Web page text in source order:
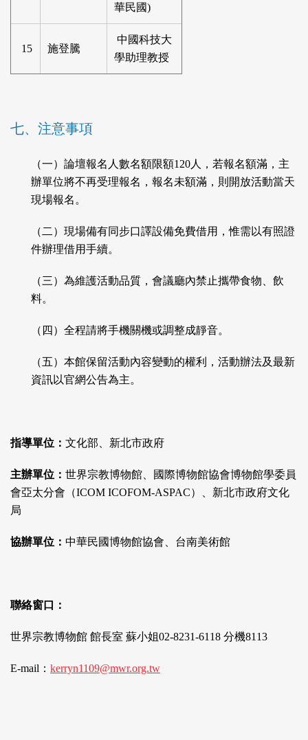
華民國)
15 施登騰
中國科技大
學助理教授
七、注意事項
（一）論壇報名人數名額限額120人，若報名額滿，主
辦單位將不再受理報名，報名未額滿，則開放活動當天
現場報名。
（二）現場備有同步口譯設備免費借用，惟需以有照證
件辦理借用手續。
（三）為維護活動品質，會議廳內禁止攜帶食物、飲
料。
（四）全程請將手機關機或調整成靜音。
（五）本館保留活動內容變動的權利，活動辦法及最新
資訊以官網公告為主。
指導單位： 文化部、新北市政府
主辦單位： 世界宗教博物館、國際博物館協會博物館學委員
會亞太分會（ICOM ICOFOM-ASPAC）、新北市政府文化
局
協辦單位： 中華民國博物館協會、台南美術館
聯絡窗口：
世界宗教博物館 館長室 蘇小姐02-8231-6118 分機8113
E-mail： kerryn1109@mwr.org.tw